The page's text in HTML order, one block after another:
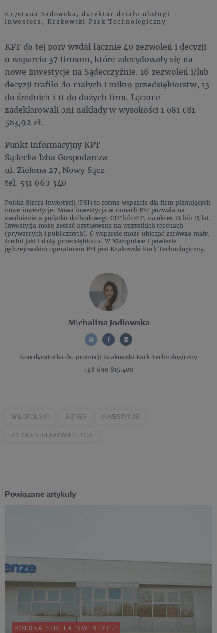
Krystyna Sadowska, dyrektor działu obsługi
inwestora, Krakowski Park Technologiczny
KPT do tej pory wydał łącznie 40 zezwoleń i decyzji
o wsparciu 37 firmom, które zdecydowały się na
nowe inwestycje na Sądecczyźnie. 16 zezwoleń i/lub
decyzji trafiło do małych i mikro przedsiębiorstw, 13
do średnich i 11 do dużych firm. Łącznie
zadeklarowali oni nakłady w wysokości 1 081 081
583,92 zł.
Punkt informacyjny KPT
Sądecka Izba Gospodarcza
ul. Zielona 27, Nowy Sącz
tel. 531 660 340
Polska Strefa Inwestycji (PSI) to forma wsparcia dla firm planujących
nowe inwestycje. Nowa inwestycja w ramach PSI pozwala na
zwolnienie z podatku dochodowego CIT lub PIT, na okres 12 lub 15 lat.
Inwestycja może zostać usytuowana na wszystkich terenach
(prywatnych i publicznych). O wsparcie może ubiegać zarówno mały,
średni jaki i duży przedsiębiorca. W Małopolsce i powiecie
jędrzejowskim operatorem PSI jest Krakowski Park Technologiczny.
Michalina Jodłowska
Koordynatorka ds. promocji Krakowski Park Technologiczny
+48 690 815 400
MAŁOPOLSKA BIZNES INWESTYCJE
POLSKA STREFA INWESTYCJI
Powiązane artykuły
POLSKA STREFA INWESTYCJI